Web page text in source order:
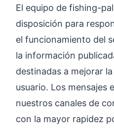
El equipo de fishing-
disposición para
el funcionamiento del
la información
destinadas a mejorar
usuario. Los mensajes
nuestros canales de
con la mayor rapidez